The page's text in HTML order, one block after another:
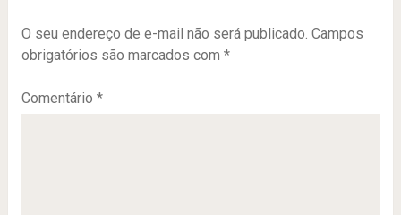
O seu endereço de e-mail não será publicado. Campos
obrigatórios são marcados com *
Comentário *